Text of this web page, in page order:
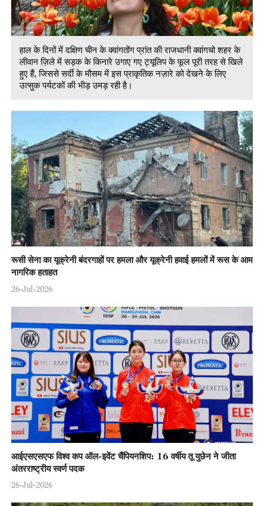
हाल के दिनों में दक्षिण चीन के क्वांगतोंग प्रांत की राजधानी क्वांगचो शहर के
लीवान ज़िले में सड़क के किनारे उगाए गए ट्यूलिप के फूल पूरी तरह से खिले
हुए हैं, जिससे सर्दी के मौसम में इस प्राकृतिक नज़ारे को देखने के लिए
उत्सुक पर्यटकों की भीड़ उमड़ रही है।
रूसी सेना का यूक्रेनी बंदरगाहों पर हमला और यूक्रेनी हवाई हमलों में रूस के आम
नागरिक हताहत
26-Jul-2026
आईएसएसएफ विश्व कप ऑल-इवेंट चैंपियनशिप: 16 वर्षीय तू युछेन ने जीता
अंतरराष्ट्रीय स्वर्ण पदक
26-Jul-2026